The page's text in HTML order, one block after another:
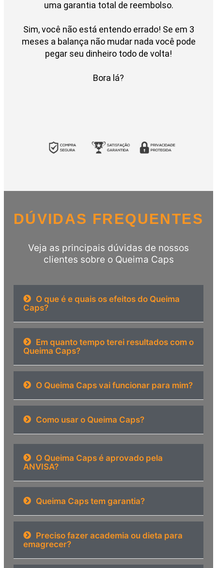
uma garantia total de reembolso.
Sim, você não está entendo errado! Se em 3
meses a balança não mudar nada você pode
pegar seu dinheiro todo de volta!
Bora lá?
DÚVIDAS FREQUENTES
Veja as principais dúvidas de nossos
clientes sobre o Queima Caps
O que é e quais os efeitos do Queima
Caps?
Em quanto tempo terei resultados com o
Queima Caps?
O Queima Caps vai funcionar para mim?
Como usar o Queima Caps?
O Queima Caps é aprovado pela
ANVISA?
Queima Caps tem garantia?
Preciso fazer academia ou dieta para
emagrecer?